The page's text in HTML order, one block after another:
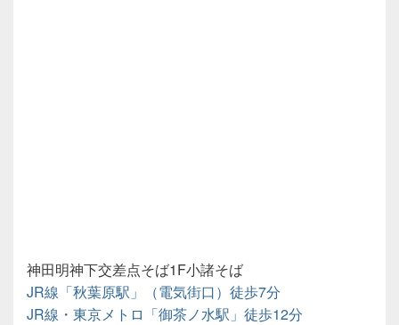
神田明神下交差点そば1F小諸そば
JR線「秋葉原駅」（電気街口）徒歩7分
JR線・東京メトロ「御茶ノ水駅」徒歩12分